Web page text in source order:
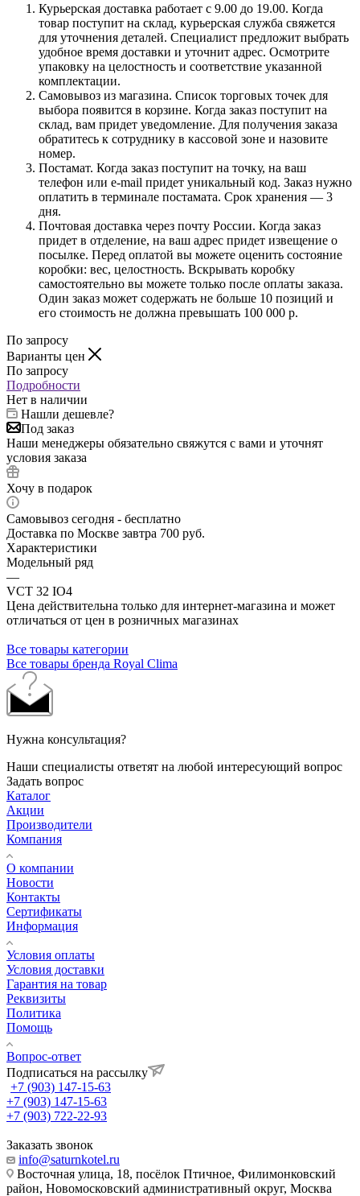
Курьерская доставка работает с 9.00 до 19.00. Когда
товар поступит на склад, курьерская служба свяжется
для уточнения деталей. Специалист предложит выбрать
удобное время доставки и уточнит адрес. Осмотрите
упаковку на целостность и соответствие указанной
комплектации.
Самовывоз из магазина. Список торговых точек для
выбора появится в корзине. Когда заказ поступит на
склад, вам придет уведомление. Для получения заказа
обратитесь к сотруднику в кассовой зоне и назовите
номер.
Постамат. Когда заказ поступит на точку, на ваш
телефон или e-mail придет уникальный код. Заказ нужно
оплатить в терминале постамата. Срок хранения — 3
дня.
Почтовая доставка через почту России. Когда заказ
придет в отделение, на ваш адрес придет извещение о
посылке. Перед оплатой вы можете оценить состояние
коробки: вес, целостность. Вскрывать коробку
самостоятельно вы можете только после оплаты заказа.
Один заказ может содержать не больше 10 позиций и
его стоимость не должна превышать 100 000 р.
По запросу
Варианты цен
По запросу
Подробности
Нет в наличии
Нашли дешевле?
Под заказ
Наши менеджеры обязательно свяжутся с вами и уточнят
условия заказа
Хочу в подарок
Самовывоз сегодня - бесплатно
Доставка по Москве завтра 700 руб.
Характеристики
Модельный ряд
—
VCT 32 IO4
Цена действительна только для интернет-магазина и может
отличаться от цен в розничных магазинах
Все товары категории
Все товары бренда Royal Clima
Нужна консультация?
Наши специалисты ответят на любой интересующий вопрос
Задать вопрос
Каталог
Акции
Производители
Компания
О компании
Новости
Контакты
Сертификаты
Информация
Условия оплаты
Условия доставки
Гарантия на товар
Реквизиты
Политика
Помощь
Вопрос-ответ
Подписаться на рассылку
+7 (903) 147-15-63
+7 (903) 147-15-63
+7 (903) 722-22-93
Заказать звонок
info@saturnkotel.ru
Восточная улица, 18, посёлок Птичное, Филимонковский
район, Новомосковский административный округ, Москва